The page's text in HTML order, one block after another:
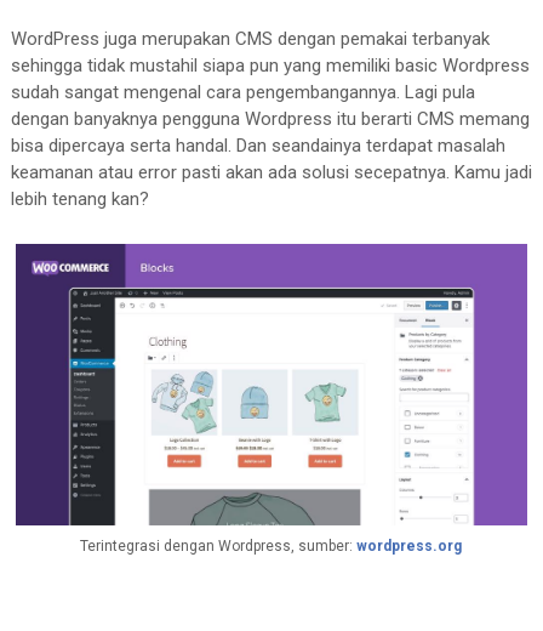
WordPress juga merupakan CMS dengan pemakai terbanyak
sehingga tidak mustahil siapa pun yang memiliki basic Wordpress
sudah sangat mengenal cara pengembangannya. Lagi pula
dengan banyaknya pengguna Wordpress itu berarti CMS memang
bisa dipercaya serta handal. Dan seandainya terdapat masalah
keamanan atau error pasti akan ada solusi secepatnya. Kamu jadi
lebih tenang kan?
Terintegrasi dengan Wordpress, sumber:wordpress.org